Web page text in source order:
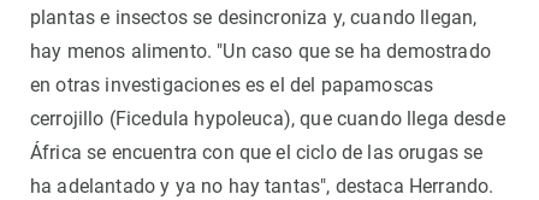
plantas e insectos se desincroniza y, cuando llegan,
hay menos alimento. "Un caso que se ha demostrado
en otras investigaciones es el del papamoscas
cerrojillo (Ficedula hypoleuca), que cuando llega desde
África se encuentra con que el ciclo de las orugas se
ha adelantado y ya no hay tantas", destaca Herrando.